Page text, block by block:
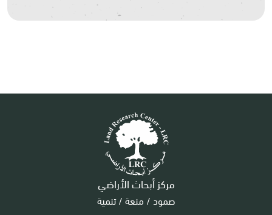
مركز أبحاث الأراضي
صمود / منعة / تنمية